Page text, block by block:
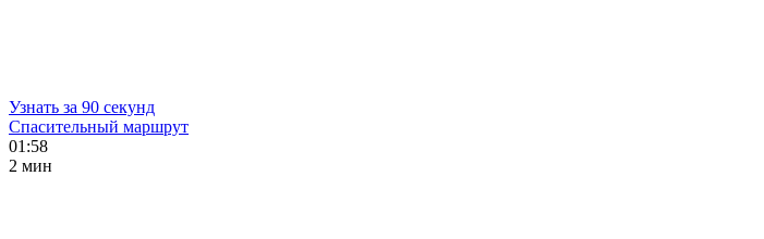
Узнать за 90 секунд
Спасительный маршрут
01:58
2 мин